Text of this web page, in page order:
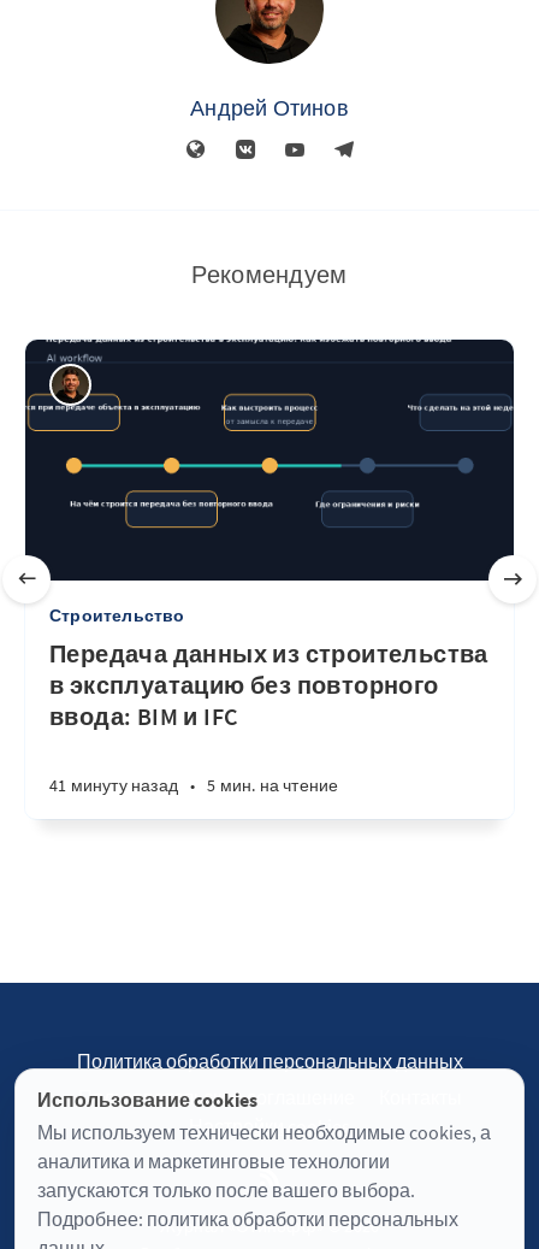
Андрей Отинов
Рекомендуем
Строительство
Передача данных из строительства
в эксплуатацию без повторного
ввода: BIM и IFC
41 минуту назад • 5 мин. на чтение
Использование cookies
Мы используем технически необходимые cookies, а
аналитика и маркетинговые технологии
запускаются только после вашего выбора.
Подробнее: политика обработки персональных
Политика обработки персональных данных
Пользовательское соглашение
Настройки cookies
Журнал «Отинофф» © 2026